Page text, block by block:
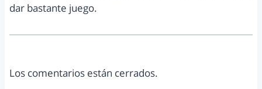
dar bastante juego.
Los comentarios están cerrados.